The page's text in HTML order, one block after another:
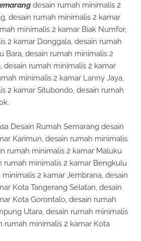
desain rumah minimalis 2
desain rumah minimalis 2 kamar
minimalis 2 kamar Biak Numfor,
2 kamar Donggala, desain rumah
Bara, desain rumah minimalis 2
desain rumah minimalis 2 kamar
minimalis 2 kamar Lanny Jaya,
2 kamar Situbondo, desain rumah
Desain Rumah Semarang desain
Karimun, desain rumah minimalis
rumah minimalis 2 kamar Maluku
rumah minimalis 2 kamar Bengkulu
2 kamar Jembrana, desain
Kota Tangerang Selatan, desain
Kota Gorontalo, desain rumah
Utara, desain rumah minimalis
rumah minimalis 2 kamar Kota